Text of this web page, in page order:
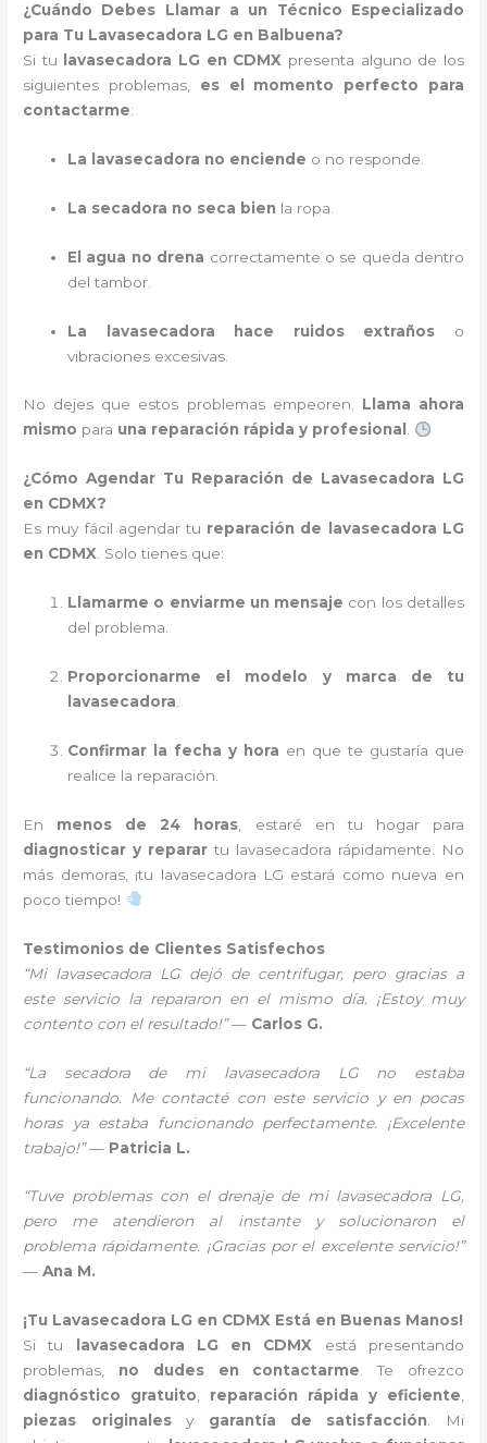
¿Cuándo Debes Llamar a un Técnico Especializado
para Tu Lavasecadora LG en Balbuena?
Si tu
lavasecadora LG en CDMX presenta alguno de los
siguientes problemas, es el momento perfecto para
contactarme:
La lavasecadora no enciende o no responde.
La secadora no seca bien la ropa.
El agua no drena correctamente o se queda dentro
del tambor.
La lavasecadora hace ruidos extraños o
vibraciones excesivas.
No dejes que estos problemas empeoren. Llama ahora
mismo para una reparación rápida y profesional .
¿Cómo Agendar Tu Reparación de Lavasecadora LG
en CDMX?
Es muy fácil agendar tu reparación de lavasecadora LG
en CDMX. Solo tienes que:
Llamarme o enviarme un mensaje con los detalles
del problema.
Proporcionarme el modelo y marca de tu
lavasecadora
Confirmar la fecha y hora en que te gustaría que
realice la reparación.
En menos de 24 horas , estaré en tu hogar para
diagnosticar y reparar tu lavasecadora rápidamente. No
más demoras, ¡tu lavasecadora LG estará como nueva en
poco tiempo!
Testimonios de Clientes Satisfechos
“Mi lavasecadora LG dejó de centrifugar, pero gracias a
este servicio la repararon en el mismo día. ¡Estoy muy
contento con el resultado!”— Carlos G.
“La secadora de mi lavasecadora LG no estaba
funcionando. Me contacté con este servicio y en pocas
horas ya estaba funcionando perfectamente. ¡Excelente
trabajo!”— Patricia L.
“Tuve problemas con el drenaje de mi lavasecadora LG,
pero me atendieron al instante y solucionaron el
problema rápidamente. ¡Gracias por el excelente servicio!”
—Ana M.
¡Tu Lavasecadora LG en CDMX Está en Buenas Manos!
Si tu
lavasecadora LG en CDMX está presentando
problemas, no dudes en contactarme. Te ofrezco
diagnóstico gratuito, reparación rápida y eficiente,
piezas originalesy garantía de satisfacción. Mi